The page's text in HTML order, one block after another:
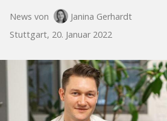
News von
Janina Gerhardt
Stuttgart, 20. Januar 2022